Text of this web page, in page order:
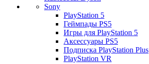
Sony
PlayStation 5
Геймпады PS5
Игры для PlayStation 5
Аксессуары PS5
Подписка PlayStation Plus
PlayStation VR